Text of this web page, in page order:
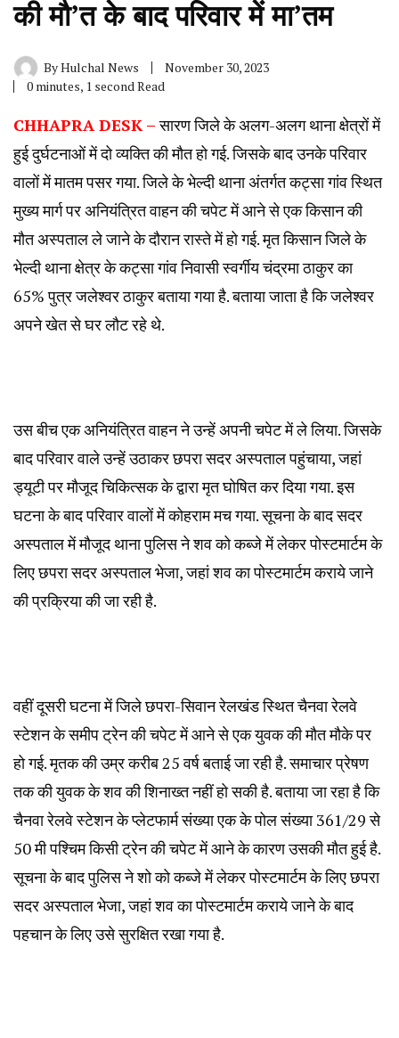
की मौ’त के बाद परिवार में मा’तम
ByHulchal News
November 30, 2023
0 minutes, 1 second Read
CHHAPRA DESK –सारण जिले के अलग-अलग थाना क्षेत्रों में
हुई दुर्घटनाओं में दो व्यक्ति की मौत हो गई. जिसके बाद उनके परिवार
वालों में मातम पसर गया. जिले के भेल्दी थाना अंतर्गत कट्सा गांव स्थित
मुख्य मार्ग पर अनियंत्रित वाहन की चपेट में आने से एक किसान की
मौत अस्पताल ले जाने के दौरान रास्ते में हो गई. मृत किसान जिले के
भेल्दी थाना क्षेत्र के कट्सा गांव निवासी स्वर्गीय चंद्रमा ठाकुर का
65% पुत्र जलेश्वर ठाकुर बताया गया है. बताया जाता है कि जलेश्वर
अपने खेत से घर लौट रहे थे.
उस बीच एक अनियंत्रित वाहन ने उन्हें अपनी चपेट में ले लिया. जिसके
बाद परिवार वाले उन्हें उठाकर छपरा सदर अस्पताल पहुंचाया, जहां
ड्यूटी पर मौजूद चिकित्सक के द्वारा मृत घोषित कर दिया गया. इस
घटना के बाद परिवार वालों में कोहराम मच गया. सूचना के बाद सदर
अस्पताल में मौजूद थाना पुलिस ने शव को कब्जे में लेकर पोस्टमार्टम के
लिए छपरा सदर अस्पताल भेजा, जहां शव का पोस्टमार्टम कराये जाने
की प्रक्रिया की जा रही है.
वहीं दूसरी घटना में जिले छपरा-सिवान रेलखंड स्थित चैनवा रेलवे
स्टेशन के समीप ट्रेन की चपेट में आने से एक युवक की मौत मौके पर
हो गई. मृतक की उम्र करीब 25 वर्ष बताई जा रही है. समाचार प्रेषण
तक की युवक के शव की शिनाख्त नहीं हो सकी है. बताया जा रहा है कि
चैनवा रेलवे स्टेशन के प्लेटफार्म संख्या एक के पोल संख्या 361/29 से
50 मी पश्चिम किसी ट्रेन की चपेट में आने के कारण उसकी मौत हुई है.
सूचना के बाद पुलिस ने शो को कब्जे में लेकर पोस्टमार्टम के लिए छपरा
सदर अस्पताल भेजा, जहां शव का पोस्टमार्टम कराये जाने के बाद
पहचान के लिए उसे सुरक्षित रखा गया है.